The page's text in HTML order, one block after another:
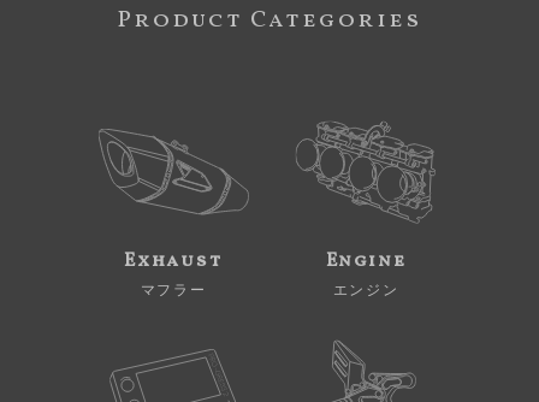
Product Categories
Exhaust
マフラー
Engine
エンジン